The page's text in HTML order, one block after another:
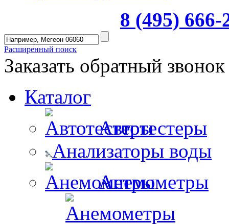
8 (495)
Расширенный поиск
Заказать обратный звонок
Каталог
Автотестеры
Анализаторы воды
Анемометры